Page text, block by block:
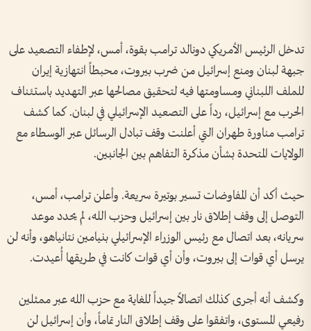
تدخل الرئيس الأمريكي دونالد ترامب بقوة، أمس، لإطفاء التصعيد على
جبهة لبنان ومنع إسرائيل من ضرب بيروت، محبطاً انتهازية إيران
للملف اللبناني ومساومتها فيه لتحقيق مصالحها عبر التهديد باستئناف
الحرب مع إسرائيل، رداً على التصعيد الإسرائيلي في لبنان. كما كشف
ترامب مناورة طهران التي أعلنت وقف تبادل الرسائل عبر الوسطاء مع
الولايات المتحدة بشأن مذكرة التفاهم بين الجانبين.
حيث أكد أن المفاوضات تسير بوتيرة سريعة. وأعلن ترامب، أمس،
التوصل إلى وقف إطلاق نار بين إسرائيل وحزب الله، لم يحدد موعد
سريانه، بعد اتصال مع رئيس الوزراء الإسرائيلي بنيامين نتانياهو، وأنه لن
يرسل أي قوات إلى بيروت، وأن أي قوات كانت في طريقها أُعيدت.
وكشف أنه أجرى كذلك اتصالاً جيداً للغاية مع حزب الله عبر ممثلين
رفيعي المستوى، واتفقوا على وقف إطلاق النار تماماً، وأن إسرائيل لن